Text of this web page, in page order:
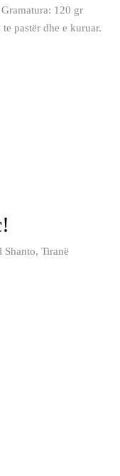
120 gr
pastër dhe e kuruar.
Tiranë